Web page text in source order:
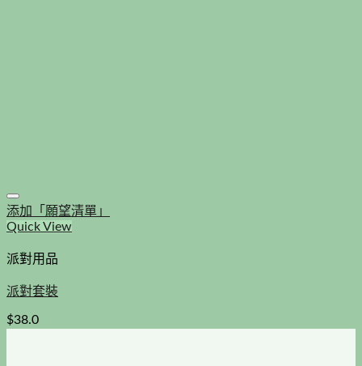
添加「願望清單」
Quick View
派對用品
派對套裝
$38.0